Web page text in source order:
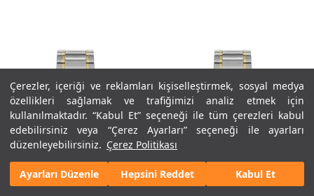
Çerezler, içeriği ve reklamları kişiselleştirmek, sosyal medya
özellikleri sağlamak ve trafiğimizi analiz etmek için
kullanılmaktadır. “Kabul Et” seçeneği ile tüm çerezleri kabul
edebilirsiniz veya “Çerez Ayarları” seçeneği ile ayarları
düzenleyebilirsiniz. Çerez Politikası
Ayarları Düzenle Hepsini Reddet Kabul Et